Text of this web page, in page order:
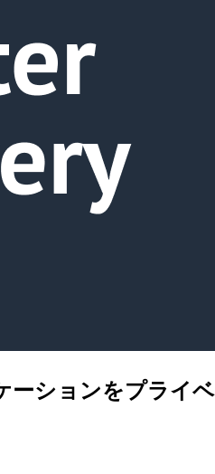
ションをプライ